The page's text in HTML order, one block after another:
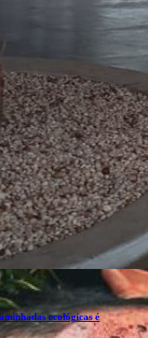
ecológicas é